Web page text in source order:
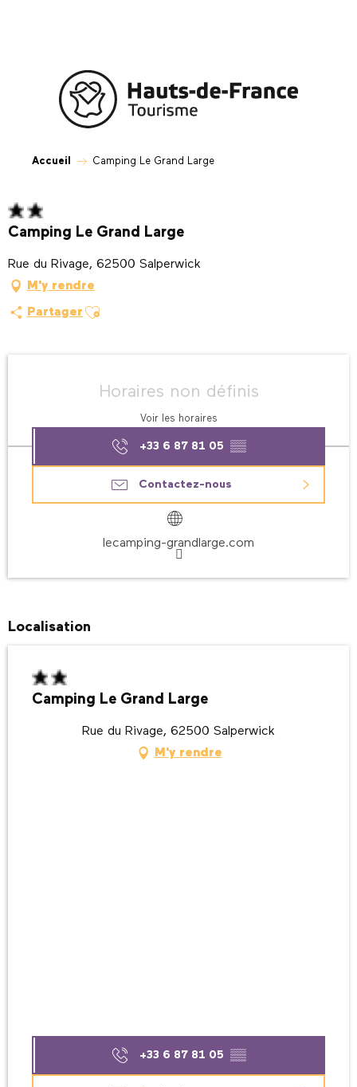
Accueil Camping Le Grand Large
Camping Le Grand Large
Rue du Rivage, 62500 Salperwick
M'y rendre
Partager Ajouter aux favoris
Horaires non définis
Voir les horaires
+33 6 87 81 05 ▒▒
Contactez-nous
lecamping-grandlarge.com
Localisation
Camping Le Grand Large
Rue du Rivage, 62500 Salperwick
M'y rendre
+33 6 87 81 05 ▒▒